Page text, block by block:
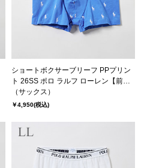
ショートボクサーブリーフ PPプリン
ト 26SS ポロ ラルフ ローレン【前閉
じ】(RM3-B101S）
（サックス）
￥4,950(税込)